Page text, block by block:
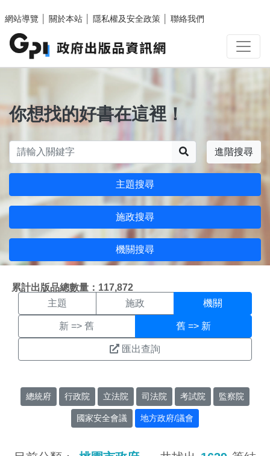
網站導覽
關於本站 隱私權及安全政策 聯絡我們
你想找的好書在這裡！
進階搜尋
主題搜尋
施政搜尋
機關搜尋
累計出版品總數量：117,872
機關搜尋結果頁面
主題 施政 機關
新 => 舊 舊 => 新
匯出查詢
總統府 行政院 立法院 司法院 考試院 監察院
國家安全會議 地方政府/議會